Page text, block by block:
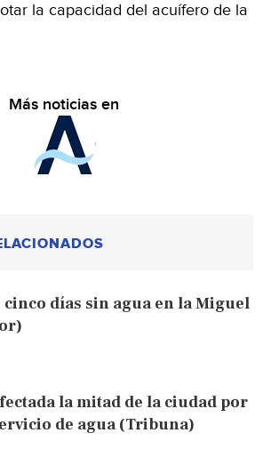
la capacidad del acuífero de la
Más noticias en
cinco días sin agua en la Miguel
la mitad de la ciudad por
de agua (Tribuna)